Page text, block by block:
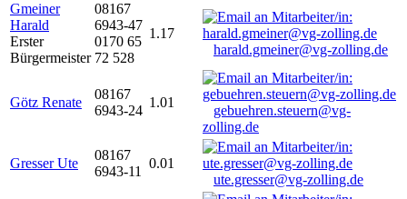
Gmeiner
Harald
Erster
Bürgermeister
08167
6943-47
0170 65
72 528
1.17
harald.gmeiner@vg-zolling.de
Götz Renate
08167
6943-24
1.01
gebuehren.steuern@vg-
zolling.de
Gresser Ute
08167
6943-11
0.01
ute.gresser@vg-zolling.de